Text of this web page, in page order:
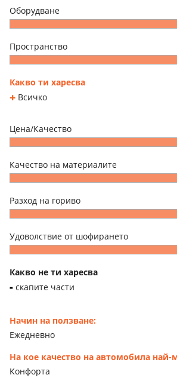
Оборудване
Пространство
Какво ти харесва
Всичко
Цена/Качество
Качество на материалите
Разход на гориво
Удоволствие от шофирането
Какво не ти харесва
скапите части
Начин на ползване:
Ежедневно
На кое качество на автомобила
Конфорта